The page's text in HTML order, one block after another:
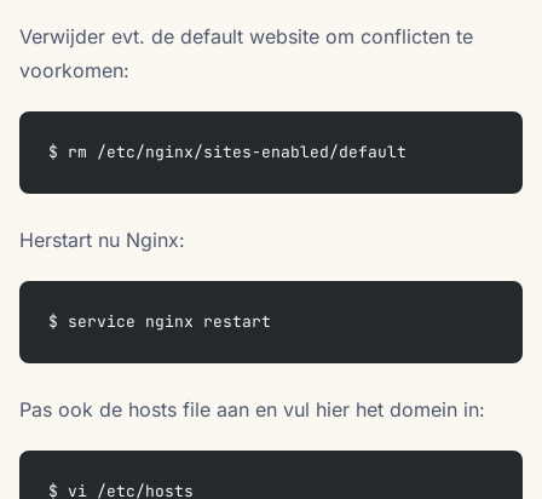
Verwijder evt. de default website om conflicten te
voorkomen:
$ rm /etc/nginx/sites-enabled/default
Herstart nu Nginx:
$ service nginx restart
Pas ook de hosts file aan en vul hier het domein in:
$ vi /etc/hosts